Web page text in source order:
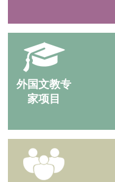
外国文教专
家项目